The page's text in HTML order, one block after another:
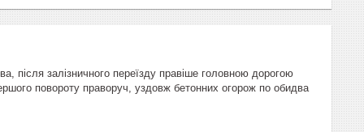
після залізничного переїзду правіше головною дорогою
повороту праворуч, уздовж бетонних огорож по обидва